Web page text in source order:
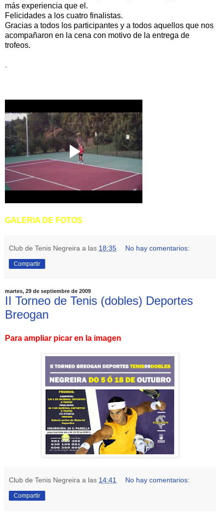
más experiencia que el.
Felicidades a los cuatro finalistas.
Gracias a todos los participantes y a todos aquellos que nos
acompañaron en la cena con motivo de la entrega de
trofeos.
.
GALERIA DE FOTOS
Club de Tenis Negreira a las 18:35 No hay comentarios:
Compartir
martes, 29 de septiembre de 2009
II Torneo de Tenis (dobles) Deportes
Breogan
Para ampliar picar en la imagen
Club de Tenis Negreira a las 14:41 No hay comentarios:
Compartir